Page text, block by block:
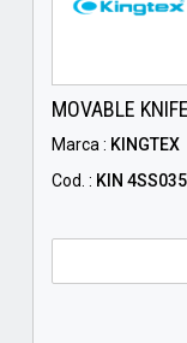
MOVABLE KNIFE
Marca : KINGTEX
Cod. : KIN